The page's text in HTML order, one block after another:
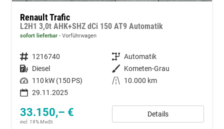
Renault Trafic
L2H1 3,0t AHK+SHZ dCi 150 AT9 Automatik
sofort lieferbar Vorführwagen
Fahrzeugnummer 1216740 Getriebe Automatik
Kraftstoff Diesel Außenfarbe Kometen-Grau
Leistung 110 kW (150 PS) Kilometerstand
10.000 km
29.11.2025
33.150,– €
incl. 19% MwSt.
Details